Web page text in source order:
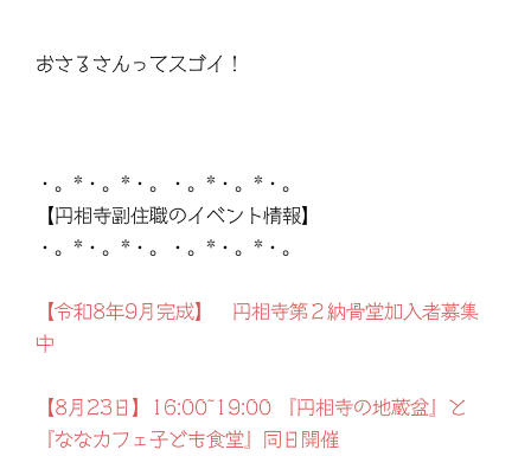
おさるさんってスゴイ！
・。*・。*・。・。*・。*・。
【円相寺副住職のイベント情報】
・。*・。*・。・。*・。*・。
【令和8年9月完成】 円相寺第２納骨堂加入者募集
中
【8月23日】16:00~19:00 『円相寺の地蔵盆』と
『ななカフェ子ども食堂』同日開催